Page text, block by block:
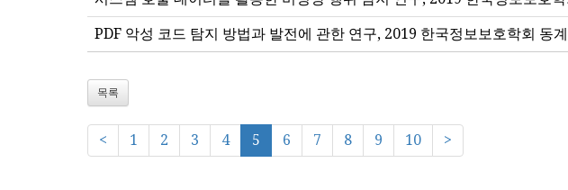
PDF 악성 코드 탐지 방법과 발전에 관한 연구, 2019 한국정보보호학회 동
목록
< 1 2 3 4 5 6 7 8 9 10 >